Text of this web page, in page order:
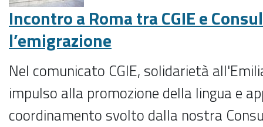
Incontro a Roma tra CGIE e
l’emigrazione
Nel comunicato CGIE, solidarietà
impulso alla promozione della lingua e
coordinamento svolto dalla nostra